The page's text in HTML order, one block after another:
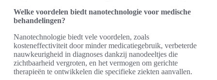
Welke voordelen biedt nanotechnologie voor medische
behandelingen?
Nanotechnologie biedt vele voordelen, zoals
kosteneffectiviteit door minder medicatiegebruik, verbeterde
nauwkeurigheid in diagnoses dankzij nanodeeltjes die
zichtbaarheid vergroten, en het vermogen om gerichte
therapieën te ontwikkelen die specifieke ziekten aanvallen.